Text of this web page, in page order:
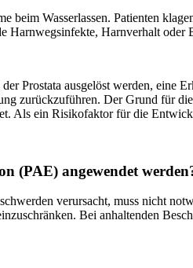
beim Wasserlassen. Patienten
Harnwegsinfekte, Harnverhalt oder
Prostata ausgelöst werden,
zurückzuführen. Der Grund für
Als ein Risikofaktor für die
(PAE) angewendet
verursacht, muss nicht
Bei anhaltenden